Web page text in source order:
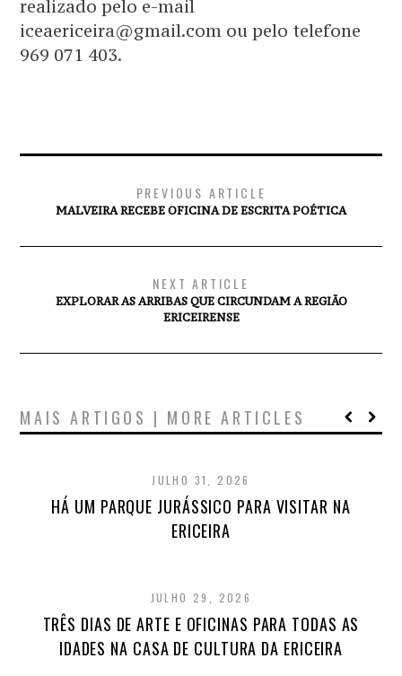
realizado pelo e-mail
iceaericeira@gmail.com ou pelo telefone
969 071 403.
PREVIOUS ARTICLE
MALVEIRA RECEBE OFICINA DE ESCRITA POÉTICA
NEXT ARTICLE
EXPLORAR AS ARRIBAS QUE CIRCUNDAM A REGIÃO
ERICEIRENSE
MAIS ARTIGOS | MORE ARTICLES
JULHO 31, 2026
HÁ UM PARQUE JURÁSSICO PARA VISITAR NA
ERICEIRA
JULHO 29, 2026
TRÊS DIAS DE ARTE E OFICINAS PARA TODAS AS
IDADES NA CASA DE CULTURA DA ERICEIRA